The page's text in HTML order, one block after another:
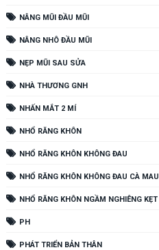
NÂNG MŨI ĐẦU MŨI
NÂNG NHÔ ĐẦU MŨI
NẸP MŨI SAU SỬA
NHÀ THƯƠNG GNH
NHẤN MẮT 2 MÍ
NHỔ RĂNG KHÔN
NHỔ RĂNG KHÔN KHÔNG ĐAU
NHỔ RĂNG KHÔN KHÔNG ĐAU CÀ MAU
NHỔ RĂNG KHÔN NGẦM NGHIÊNG KẸT
PH
PHÁT TRIỂN BẢN THÂN